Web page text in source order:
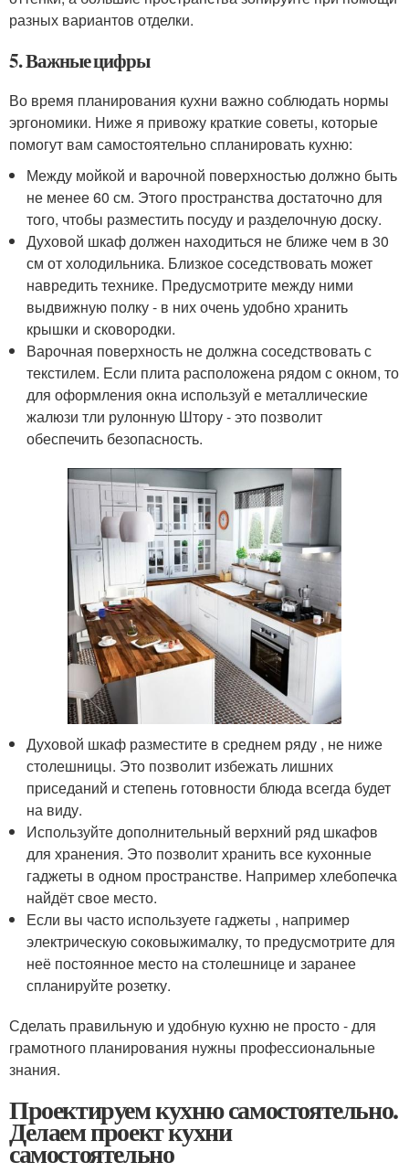
разных вариантов отделки.
5. Важные цифры
Во время планирования кухни важно соблюдать нормы
эргономики. Ниже я привожу краткие советы, которые
помогут вам самостоятельно спланировать кухню:
Между мойкой и варочной поверхностью должно быть
не менее 60 см. Этого пространства достаточно для
того, чтобы разместить посуду и разделочную доску.
Духовой шкаф должен находиться не ближе чем в 30
см от холодильника. Близкое соседствовать может
навредить технике. Предусмотрите между ними
выдвижную полку - в них очень удобно хранить
крышки и сковородки.
Варочная поверхность не должна соседствовать с
текстилем. Если плита расположена рядом с окном, то
для оформления окна используй е металлические
жалюзи тли рулонную Штору - это позволит
обеспечить безопасность.
Духовой шкаф разместите в среднем ряду , не ниже
столешницы. Это позволит избежать лишних
приседаний и степень готовности блюда всегда будет
на виду.
Используйте дополнительный верхний ряд шкафов
для хранения. Это позволит хранить все кухонные
гаджеты в одном пространстве. Например хлебопечка
найдёт свое место.
Если вы часто используете гаджеты , например
электрическую соковыжималку, то предусмотрите для
неё постоянное место на столешнице и заранее
спланируйте розетку.
Сделать правильную и удобную кухню не просто - для
грамотного планирования нужны профессиональные
знания.
Проектируем кухню самостоятельно.
Делаем проект кухни
самостоятельно